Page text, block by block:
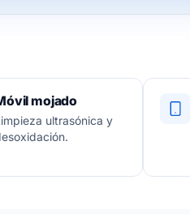
mojado
ultrasónica y